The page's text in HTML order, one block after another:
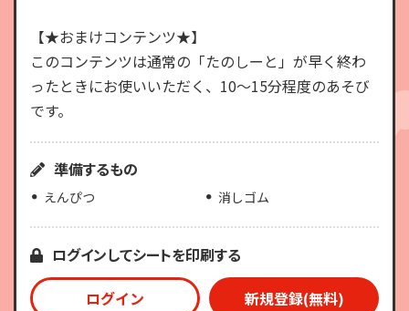
【★おまけコンテンツ★】
このコンテンツは通常の「たのしーと」が早く終わ
ったときにお使いいただく、10～15分程度のあそび
です。
準備するもの
えんぴつ 消しゴム
ログインしてシートを印刷する
ログイン
新規登録(無料)